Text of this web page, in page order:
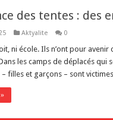
des tentes : des
Aktyalite 0
ni école. Ils n’ont pour
les camps de déplacés qui
filles et garçons – sont